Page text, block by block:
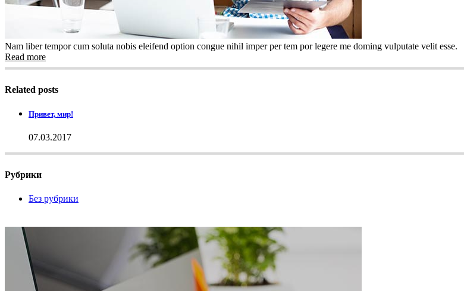
Nam liber tempor cum soluta nobis eleifend option congue nihil imper per tem por legere me doming vulputate velit esse.
Read more
Related posts
Привет, мир!
07.03.2017
Рубрики
Без рубрики